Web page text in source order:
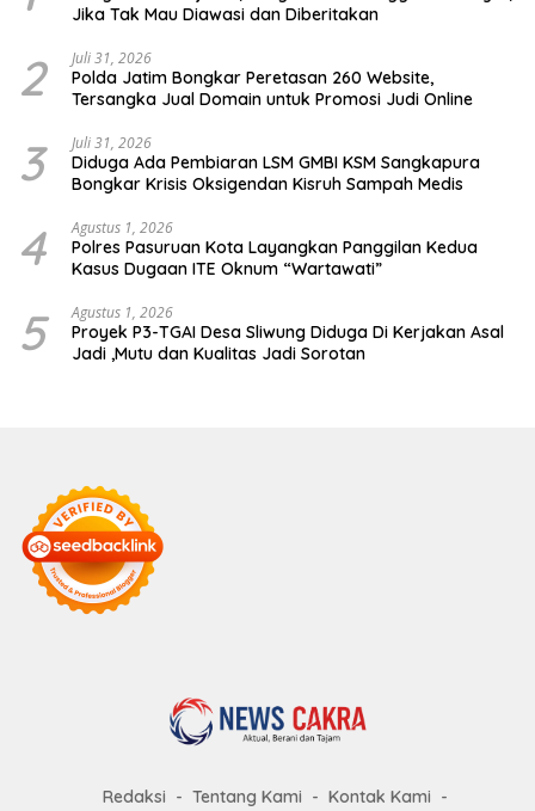
Jika Tak Mau Diawasi dan Diberitakan
2 Juli 31, 2026
Polda Jatim Bongkar Peretasan 260 Website,
Tersangka Jual Domain untuk Promosi Judi Online
3 Juli 31, 2026
Diduga Ada Pembiaran LSM GMBI KSM Sangkapura
Bongkar Krisis Oksigendan Kisruh Sampah Medis
4 Agustus 1, 2026
Polres Pasuruan Kota Layangkan Panggilan Kedua
Kasus Dugaan ITE Oknum “Wartawati”
5 Agustus 1, 2026
Proyek P3-TGAI Desa Sliwung Diduga Di Kerjakan Asal
Jadi ,Mutu dan Kualitas Jadi Sorotan
Redaksi Tentang Kami Kontak Kami